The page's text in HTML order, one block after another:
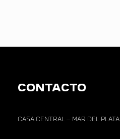
CONTACTO
CASA CENTRAL – MAR DEL PLATA